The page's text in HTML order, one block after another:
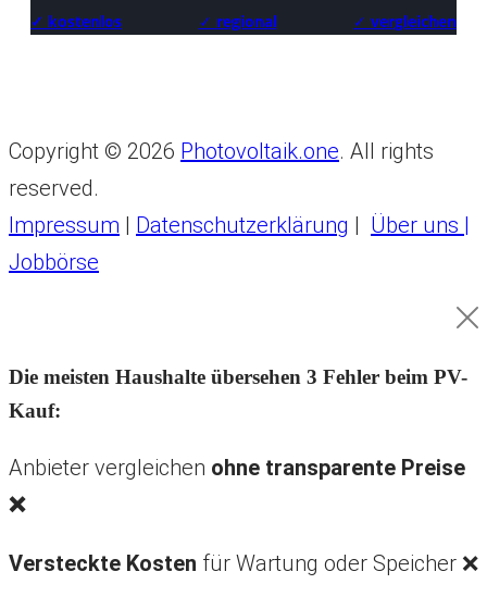
✓ kostenlos ✓ regional ✓ vergleichen
Copyright © 2026 Photovoltaik.one. All rights
reserved.
Impressum | Datenschutzerklärung | Über uns |
Jobbörse
Die meisten Haushalte übersehen 3 Fehler beim PV-
Kauf:
Anbieter vergleichen ohne transparente Preise
❌
Versteckte Kosten für Wartung oder Speicher ❌